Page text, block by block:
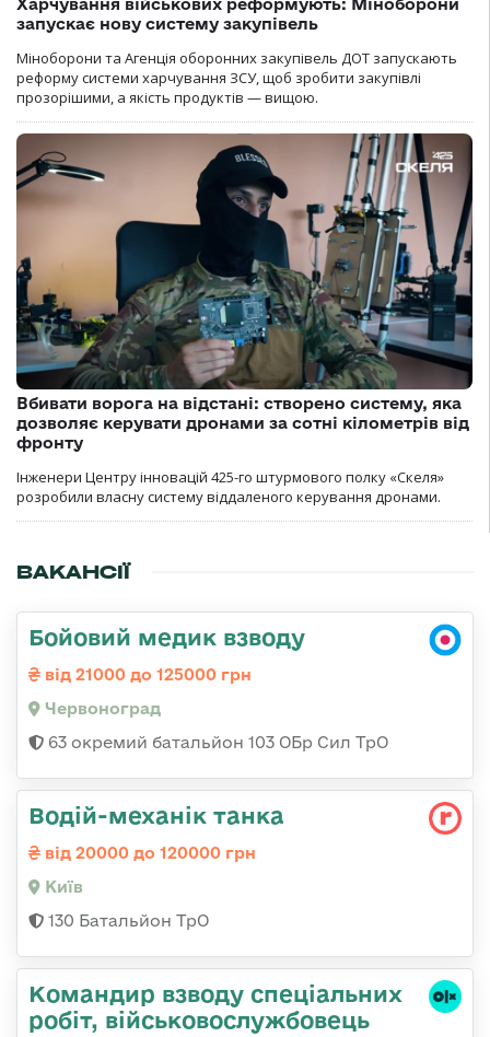
запускає нову систему закупівель
Міноборони та Агенція оборонних закупівель ДОТ запускають
реформу системи харчування ЗСУ, щоб зробити закупівлі
прозорішими, а якість продуктів — вищою.
Вбивати ворога на відстані: створено систему, яка
дозволяє керувати дронами за сотні кілометрів від
фронту
Інженери Центру інновацій 425-го штурмового полку «Скеля»
розробили власну систему віддаленого керування дронами.
ВАКАНСІЇ
Бойовий медик взводу
від 21000 до 125000 грн
Червоноград
63 окремий батальйон 103 ОБр Сил ТрО
Водій-механік танка
від 20000 до 120000 грн
Київ
130 Батальйон ТрО
Командир взводу спеціальних
робіт, військовослужбовець